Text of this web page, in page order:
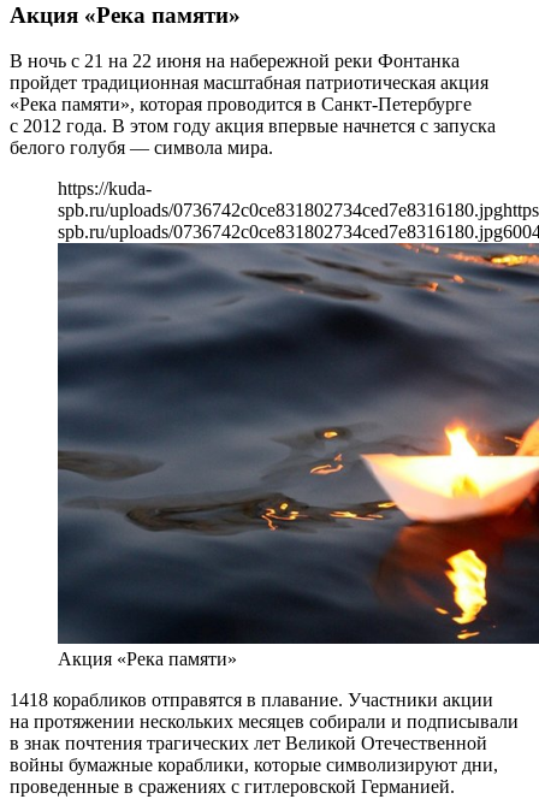
Акция «Река памяти»
В ночь с 21 на 22 июня на набережной реки Фонтанка
пройдет традиционная масштабная патриотическая акция
«Река памяти», которая проводится в Санкт-Петербурге
с 2012 года. В этом году акция впервые начнется с запуска
белого голубя — символа мира.
https://kuda-
spb.ru/uploads/0736742c0ce831802734ced7e8316180.jpg
spb.ru/uploads/0736742c0ce831802734ced7e8316180.jpg600
Акция «Река памяти»
1418 корабликов отправятся в плавание. Участники акции
на протяжении нескольких месяцев собирали и подписывали
в знак почтения трагических лет Великой Отечественной
войны бумажные кораблики, которые символизируют дни,
проведенные в сражениях с гитлеровской Германией.